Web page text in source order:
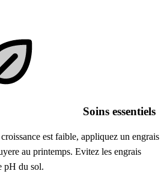
Soins essentiels
est faible, appliquez un engrais
au printemps. Evitez les engrais
pH du sol.